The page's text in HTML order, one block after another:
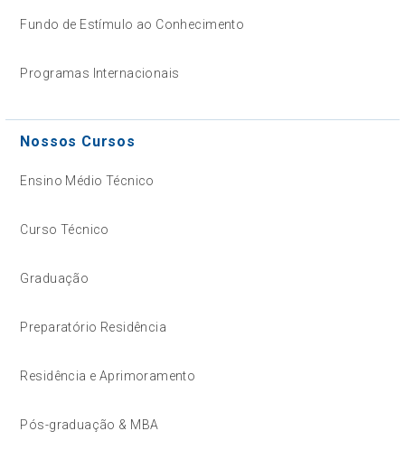
Fundo de Estímulo ao Conhecimento
Programas Internacionais
Nossos Cursos
Ensino Médio Técnico
Curso Técnico
Graduação
Preparatório Residência
Residência e Aprimoramento
Pós-graduação & MBA